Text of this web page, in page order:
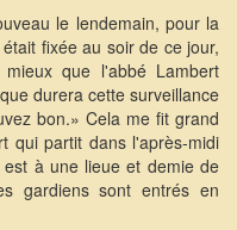
le lendemain, pour la
fixée au soir de ce jour,
que l'abbé Lambert
durera cette surveillance
bon.» Cela me fit grand
qui partit dans l'après-midi
à une lieue et demie de
gardiens sont entrés en